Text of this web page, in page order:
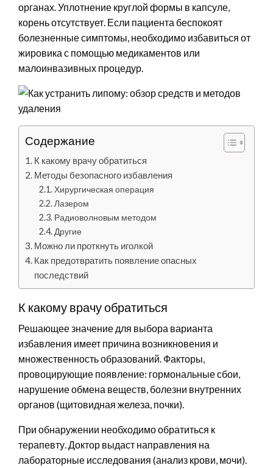
органах. Уплотнение круглой формы в капсуле,
корень отсутствует. Если пациента беспокоят
болезненные симптомы, необходимо избавиться от
жировика с помощью медикаментов или
малоинвазивных процедур.
Содержание
К какому врачу обратиться
Методы безопасного избавления
Хирургическая операция
Лазером
Радиоволновым методом
Другие
Можно ли проткнуть иголкой
Как предотвратить появление опасных
последствий
К какому врачу обратиться
Решающее значение для выбора варианта
избавления имеет причина возникновения и
множественность образований. Факторы,
провоцирующие появление: гормональные сбои,
нарушение обмена веществ, болезни внутренних
органов (щитовидная железа, почки).
При обнаружении необходимо обратиться к
терапевту. Доктор выдаст направления на
лабораторные исследования (анализ крови, мочи).